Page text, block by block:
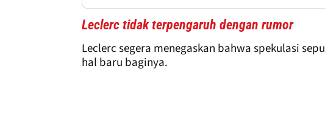
Leclerc tidak terpengaruh dengan rumor
Leclerc segera menegaskan bahwa spekulasi
hal baru baginya.